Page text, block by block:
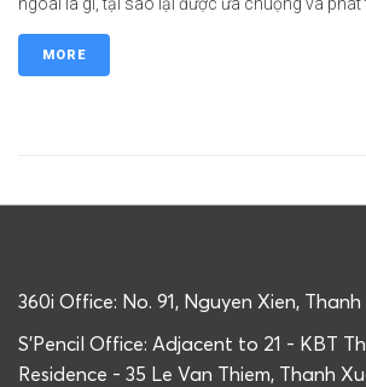
MORE
360i Office: No. 91, Nguyen Xien,
S'Pencil Office: Adjacent to 21 - KBT
Residence - 35 Le Van Thiem, Thanh